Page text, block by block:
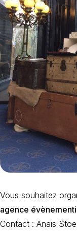
Vous souhaitez
agence
Contact : Anais